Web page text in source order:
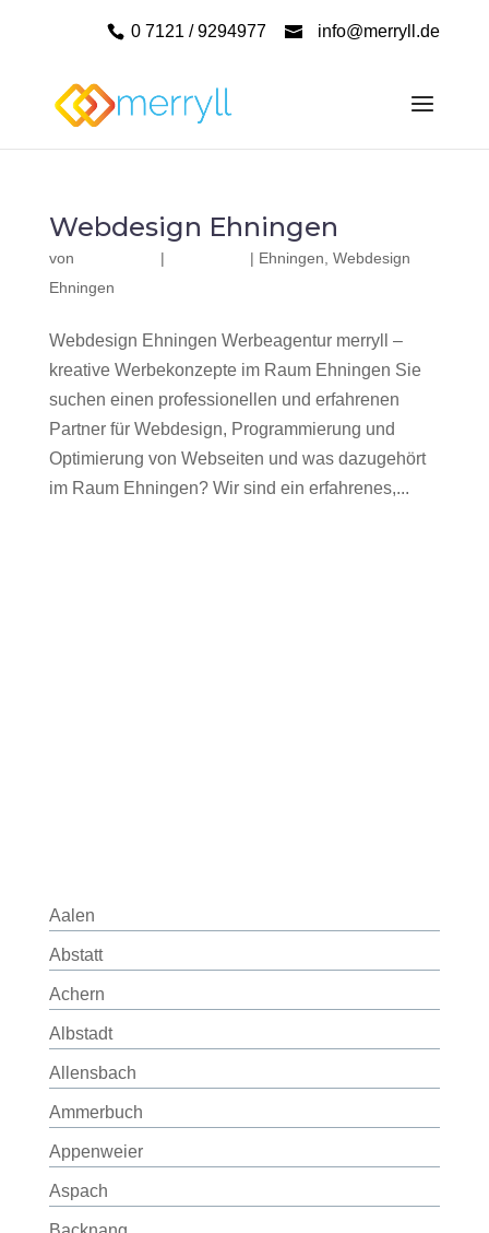
0 7121 / 9294977 info@merryll.de
Webdesign Ehningen
von | | Ehningen Webdesign
Ehningen
Webdesign Ehningen Werbeagentur merryll –
kreative Werbekonzepte im Raum Ehningen Sie
suchen einen professionellen und erfahrenen
Partner für Webdesign, Programmierung und
Optimierung von Webseiten und was dazugehört
im Raum Ehningen? Wir sind ein erfahrenes,...
Aalen
Abstatt
Achern
Albstadt
Allensbach
Ammerbuch
Appenweier
Aspach